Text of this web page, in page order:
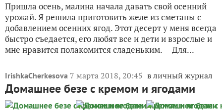
Пришла осень, малина начала давать свой осенний
урожай. Я решила приготовить желе из сметаны с
добавлением осенних ягод. Этот десерт у меня всегда
быстро съедается, его любят все и дети и взрослые и
мне нравится полакомится сладеньким. Для...
IrishkaCherkesova 7 марта 2018, 20:45 в личный журнал
Домашнее безе с кремом и ягодами